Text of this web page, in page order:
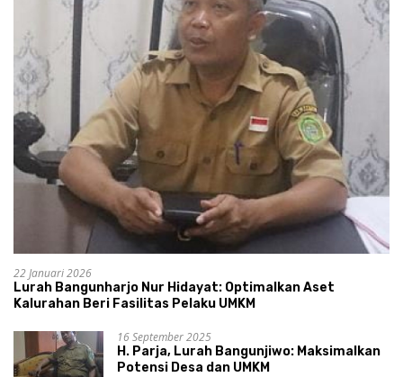
22 Januari 2026
Lurah Bangunharjo Nur Hidayat: Optimalkan Aset
Kalurahan Beri Fasilitas Pelaku UMKM
16 September 2025
H. Parja, Lurah Bangunjiwo: Maksimalkan
Potensi Desa dan UMKM